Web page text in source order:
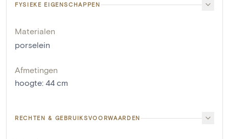
FYSIEKE EIGENSCHAPPEN
Materialen
porselein
Afmetingen
hoogte: 44 cm
RECHTEN & GEBRUIKSVOORWAARDEN